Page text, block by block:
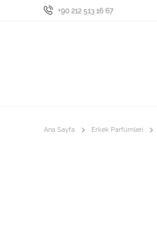
+90 212 513 16 67
Ana Sayfa Erkek Parfümleri